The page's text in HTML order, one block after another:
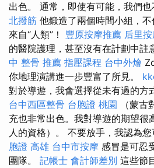
出色。 通常，即使有可能，我們也
北撥筋 他鍛造了兩個時間小組，
來自“人類”！ 豐原按摩推薦 后里
的醫院護理，甚至沒有在計劃中註
中 整骨 推薦 指壓課程 台中外燴
你地理演講進一步豐富了所見。
對於導遊，我會選擇從未有過的方
台中西區整骨 台胞證 桃園 （蒙古
充也非常出色。我對導遊的期望很
人的資格）。 不要放手，我認為您
胞證 高雄 台中市按摩 感冒是可忍
團隊。 記帳士 會計師差別 這些節